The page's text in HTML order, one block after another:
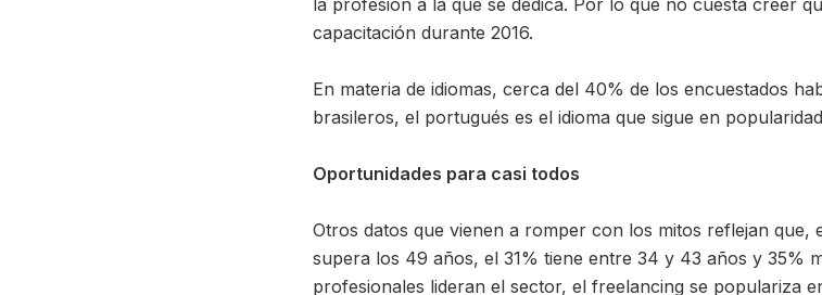
la profesión a la que se dedica. Por lo que no cuesta creer
capacitación durante 2016.
En materia de idiomas, cerca del 40% de los encuestados
brasileros, el portugués es el idioma que sigue en
Oportunidades para casi todos
Otros datos que vienen a romper con los mitos reflejan
supera los 49 años, el 31% tiene entre 34 y 43 años y 35%
profesionales lideran el sector, el freelancing se populariza